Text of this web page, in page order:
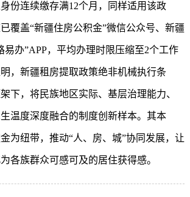
份连续缴存满12个月，同样适用该政
覆盖“新疆住房公积金”微信公众号、新疆
易办”APP，平均办理时限压缩至2个工作
，新疆租房提取政策绝非机械执行条
下，将民族地区实际、基层治理能力、
温度深度融合的制度创新样本。其本
为纽带，推动“人、房、城”协同发展，让
各族群众可感可及的居住获得感。